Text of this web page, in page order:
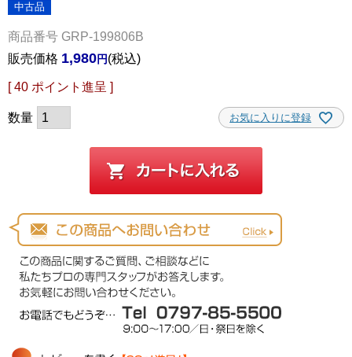
中古品
商品番号 GRP-199806B
販売価格 1,980 税込
[ 40 ポイント進呈 ]
お気に入りに登録